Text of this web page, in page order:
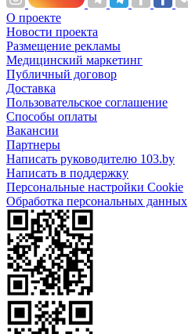
О проекте
Новости проекта
Размещение рекламы
Медицинский маркетинг
Публичный договор
Доставка
Пользовательское соглашение
Способы оплаты
Вакансии
Партнеры
Написать руководителю 103.by
Написать в поддержку
Персональные настройки Cookie
Обработка персональных данных